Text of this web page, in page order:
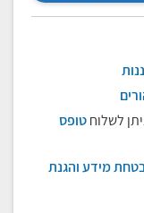
לשלוחטופס
מידע והגנת